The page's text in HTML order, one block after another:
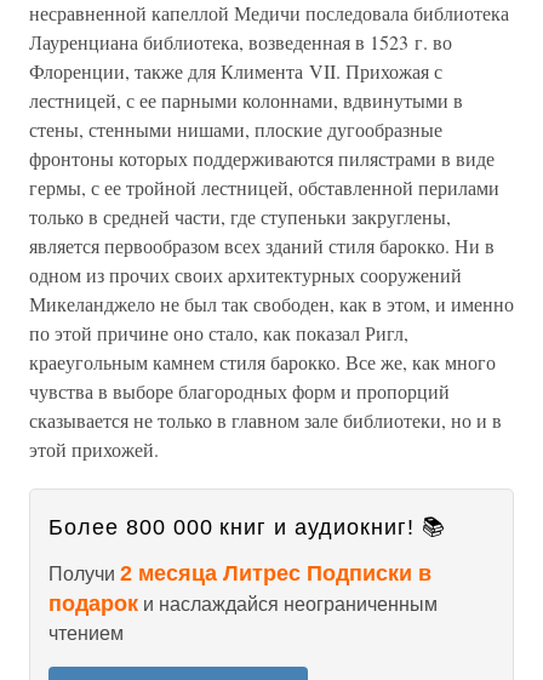
несравненной капеллой Медичи последовала библиотека
Лауренциана библиотека, возведенная в 1523 г. во
Флоренции, также для Климента VII. Прихожая с
лестницей, с ее парными колоннами, вдвинутыми в
стены, стенными нишами, плоские дугообразные
фронтоны которых поддерживаются пилястрами в виде
гермы, с ее тройной лестницей, обставленной перилами
только в средней части, где ступеньки закруглены,
является первообразом всех зданий стиля барокко. Ни в
одном из прочих своих архитектурных сооружений
Микеланджело не был так свободен, как в этом, и именно
по этой причине оно стало, как показал Ригл,
краеугольным камнем стиля барокко. Все же, как много
чувства в выборе благородных форм и пропорций
сказывается не только в главном зале библиотеки, но и в
этой прихожей.
Более 800 000 книг и аудиокниг! 📚
Получи 2 месяца Литрес Подписки в
подарок и наслаждайся неограниченным
чтением